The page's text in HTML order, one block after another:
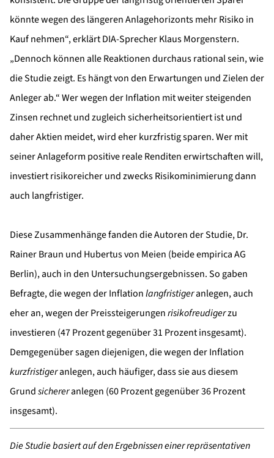
könnte wegen des längeren Anlagehorizonts mehr Risiko in
Kauf nehmen“, erklärt DIA-Sprecher Klaus Morgenstern.
„Dennoch können alle Reaktionen durchaus rational sein, wie
die Studie zeigt. Es hängt von den Erwartungen und Zielen der
Anleger ab.“ Wer wegen der Inflation mit weiter steigenden
Zinsen rechnet und zugleich sicherheitsorientiert ist und
daher Aktien meidet, wird eher kurzfristig sparen. Wer mit
seiner Anlageform positive reale Renditen erwirtschaften will,
investiert risikoreicher und zwecks Risikominimierung dann
auch langfristiger.
Diese Zusammenhänge fanden die Autoren der Studie, Dr.
Rainer Braun und Hubertus von Meien (beide empirica AG
Berlin), auch in den Untersuchungsergebnissen. So gaben
Befragte, die wegen der Inflationlangfristigeranlegen, auch
eher an, wegen der Preissteigerungenrisikofreudigerzu
investieren (47 Prozent gegenüber 31 Prozent insgesamt).
Demgegenüber sagen diejenigen, die wegen der Inflation
kurzfristigeranlegen, auch häufiger, dass sie aus diesem
Grundsichereranlegen (60 Prozent gegenüber 36 Prozent
insgesamt).
Die Studie basiert auf den Ergebnissen einer repräsentativen